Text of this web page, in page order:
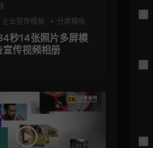
企业宣传模板 分屏模板
秒14张照片多屏模
宣传视频相册